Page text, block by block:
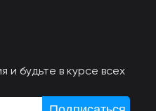
и будьте в курсе всех